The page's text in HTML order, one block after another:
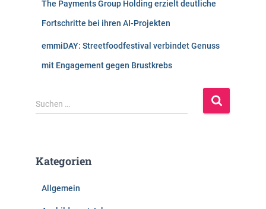
The Payments Group Holding erzielt deutliche
Fortschritte bei ihren AI-Projekten
emmiDAY: Streetfoodfestival verbindet Genuss
mit Engagement gegen Brustkrebs
S
u
n
Suchen …
Kategorien
Allgemein